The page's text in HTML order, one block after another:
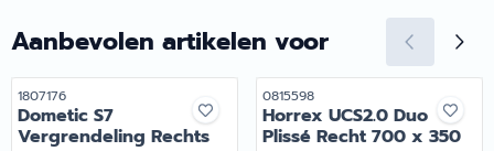
Aanbevolen artikelen voor
Artikelnummer
1807176
Dometic S7
Vergrendeling Rechts
Artikelnummer
0815598
Horrex UCS2.0 Duo
Plissé Recht 700 x 350